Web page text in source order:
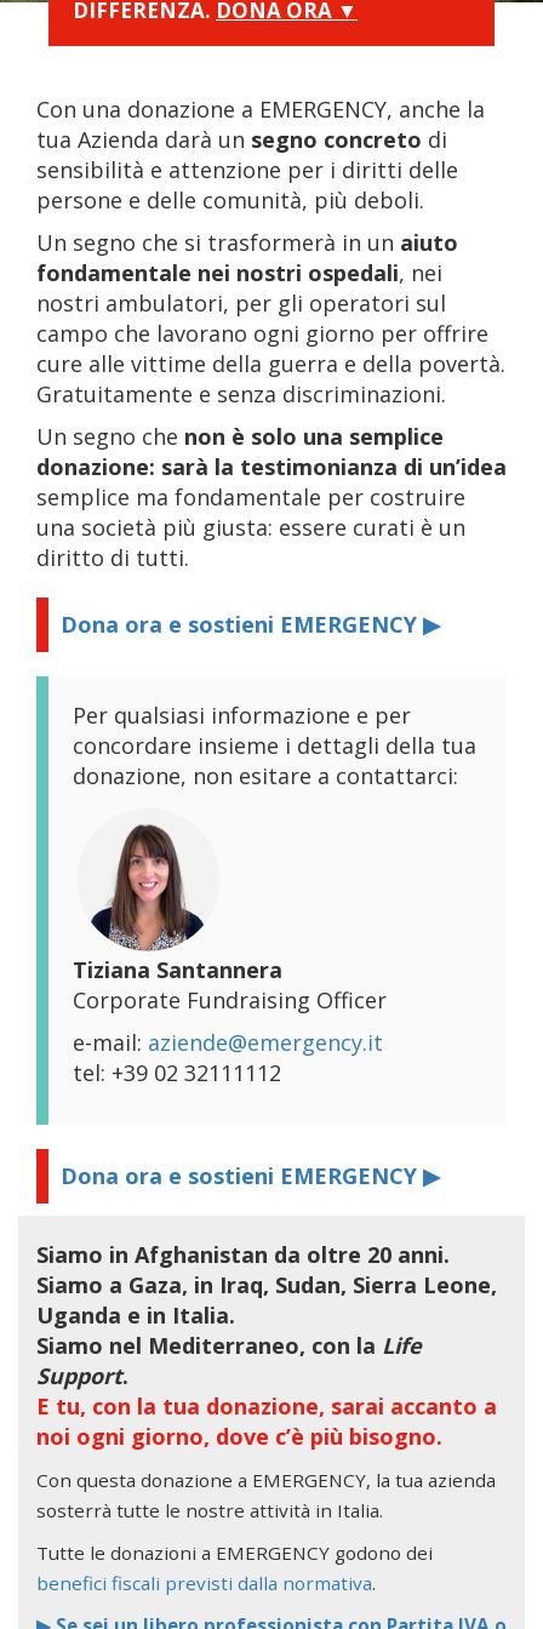
DIFFERENZA. DONA ORA ▼
Con una donazione a EMERGENCY, anche la
tua Azienda darà un segno concreto di
sensibilità e attenzione per i diritti delle
persone e delle comunità, più deboli.
Un segno che si trasformerà in un aiuto
fondamentale nei nostri ospedali, nei
nostri ambulatori, per gli operatori sul
campo che lavorano ogni giorno per offrire
cure alle vittime della guerra e della povertà.
Gratuitamente e senza discriminazioni.
Un segno che non è solo una semplice
donazione: sarà la testimonianza di un’idea
semplice ma fondamentale per costruire
una società più giusta: essere curati è un
diritto di tutti.
Dona ora e sostieni EMERGENCY ▶
Per qualsiasi informazione e per
concordare insieme i dettagli della tua
donazione, non esitare a contattarci:
Tiziana Santannera
Corporate Fundraising Officer
e-mail: aziende@emergency.it
tel: +39 02 32111112
Dona ora e sostieni EMERGENCY ▶
Siamo in Afghanistan da oltre 20 anni.
Siamo a Gaza, in Iraq, Sudan, Sierra Leone,
Uganda e in Italia.
Siamo nel Mediterraneo, con la Life
Support.
E tu, con la tua donazione, sarai accanto a
noi ogni giorno, dove c’è più bisogno.
Con questa donazione a EMERGENCY, la tua azienda
sosterrà tutte le nostre attività in Italia.
Tutte le donazioni a EMERGENCY godono dei
benefici fiscali previsti dalla normativa.